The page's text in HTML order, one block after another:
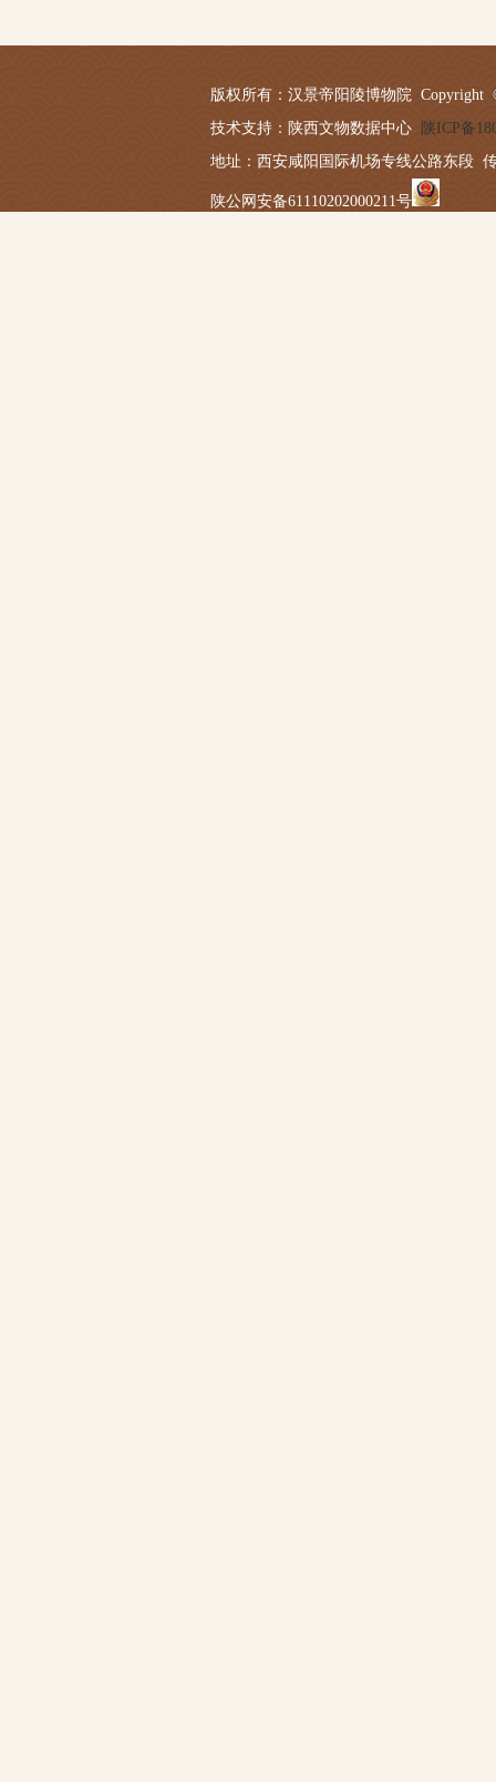
版权所有：汉景帝阳陵博物院 Copyright
技术支持：陕西文物数据中心 陕ICP备
地址：西安咸阳国际机场专线公路东段
陕公网安备61110202000211号